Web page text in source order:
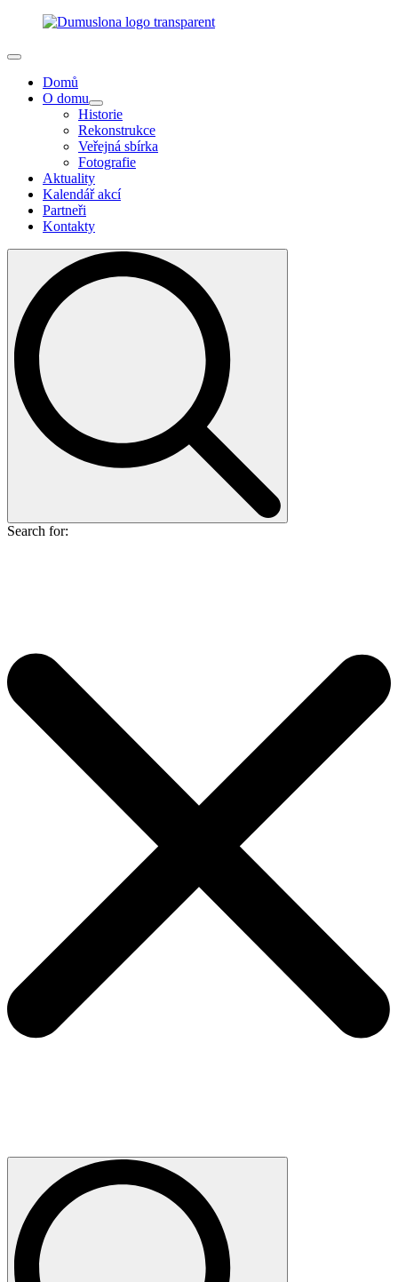
Domů
O domu
Historie
Rekonstrukce
Veřejná sbírka
Fotografie
Aktuality
Kalendář akcí
Partneři
Kontakty
Search for: